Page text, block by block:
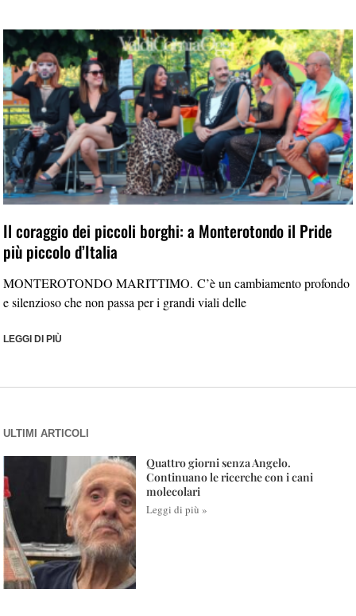
Il coraggio dei piccoli borghi: a Monterotondo il Pride
più piccolo d’Italia
MONTEROTONDO MARITTIMO. C’è un cambiamento profondo
e silenzioso che non passa per i grandi viali delle
LEGGI DI PIÙ
ULTIMI ARTICOLI
Quattro giorni senza Angelo.
Continuano le ricerche con i cani
molecolari
Leggi di più »